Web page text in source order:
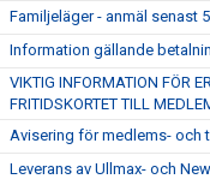
Familjeläger - anmäl senast
Information gällande
VIKTIG INFORMATION FÖR
FRITIDSKORTET TILL
Avisering för medlems- och
Leverans av Ullmax- och